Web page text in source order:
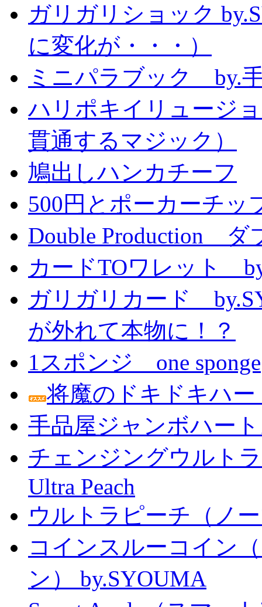
ガリガリショック
に変化が・・・）
ミニパラブック by.
ハリポキイリュージ
貫通するマジック）
鳩出しハンカチーフ
500円とポーカーチッ
Double Production ダ
カードTOワレット
ガリガリカード
が外れて本物に！？
1スポンジ one sponge
将魔のドキドキハ
手品屋ジャンボハー
チェンジングウルト
Ultra Peach
ウルトラピーチ（ノ
コインスルーコイン
ン） by.SYOUMA